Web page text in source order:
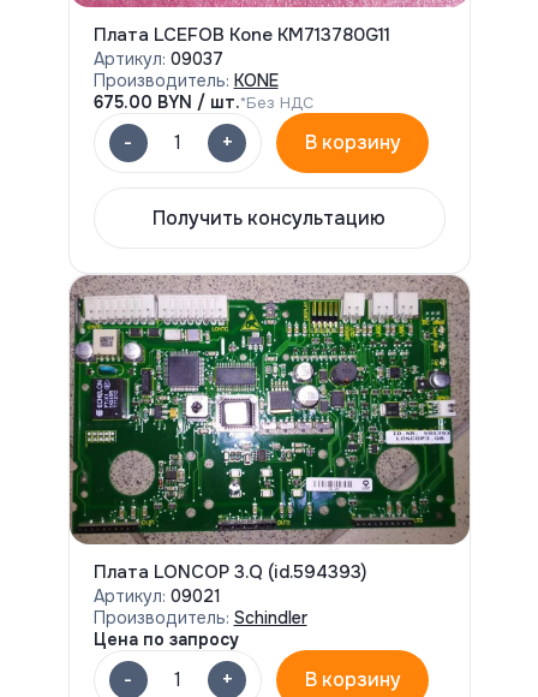
Плата LCEFOB Kone KM713780G11
Артикул: 09037
Производитель: KONE
675.00 BYN / шт.*Без НДС
- 1 + В корзину
Получить консультацию
Плата LONCOP 3.Q (id.594393)
Артикул: 09021
Производитель: Schindler
Цена по запросу
- 1 + В корзину